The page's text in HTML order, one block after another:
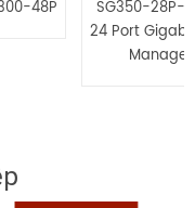
48P
SG350-28P-
24 Port